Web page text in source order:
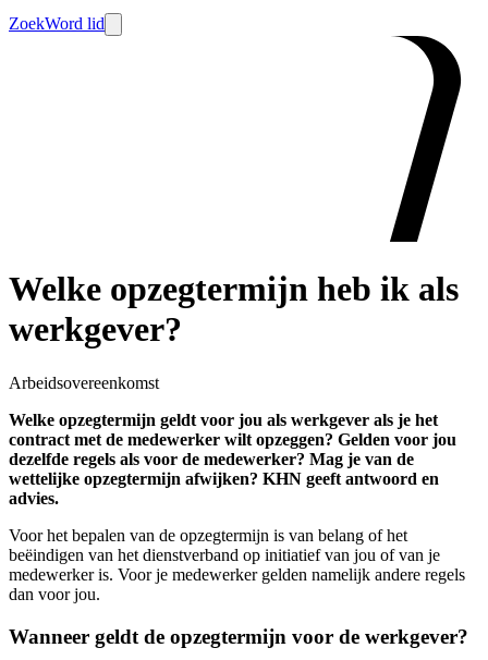
ZoekWord lid
Welke opzegtermijn heb ik als
werkgever?
Arbeidsovereenkomst
Welke opzegtermijn geldt voor jou als werkgever als je het
contract met de medewerker wilt opzeggen? Gelden voor jou
dezelfde regels als voor de medewerker? Mag je van de
wettelijke opzegtermijn afwijken? KHN geeft antwoord en
advies.
Voor het bepalen van de opzegtermijn is van belang of het
beëindigen van het dienstverband op initiatief van jou of van je
medewerker is. Voor je medewerker gelden namelijk andere regels
dan voor jou.
Wanneer geldt de opzegtermijn voor de werkgever?